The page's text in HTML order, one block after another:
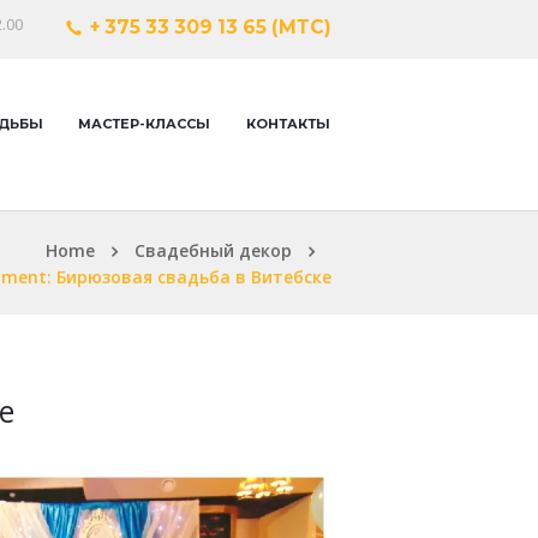
+ 375 33 309 13 65 (МТС)
МАСТЕР-КЛАССЫ КОНТАКТЫ
Home
Свадебный декор
Бирюзовая свадьба в Витебске